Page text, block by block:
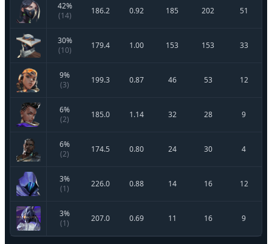
42%
(14) 186.2 0.92 185 202 51
30%
(10) 179.4 1.00 153 153 33
9%
(3) 199.3 0.87 46 53 12
6%
(2) 185.0 1.14 32 28 9
6%
(2) 174.5 0.80 24 30 4
3%
(1) 226.0 0.88 14 16 12
3%
(1) 207.0 0.69 11 16 9